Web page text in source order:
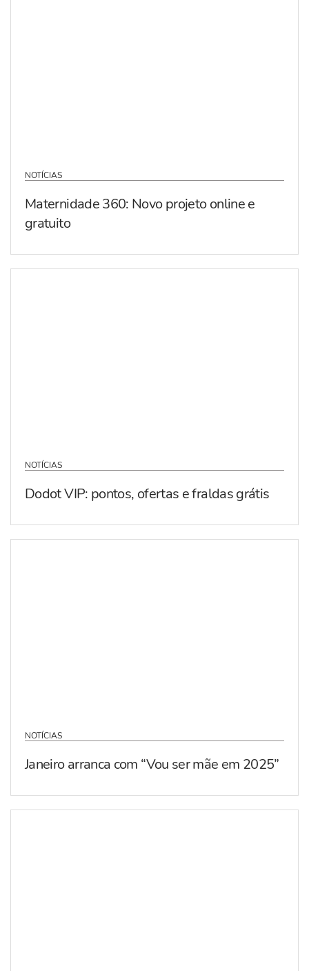
NOTÍCIAS
Maternidade 360: Novo projeto online e
gratuito
NOTÍCIAS
Dodot VIP: pontos, ofertas e fraldas grátis
NOTÍCIAS
Janeiro arranca com “Vou ser mãe em 2025”